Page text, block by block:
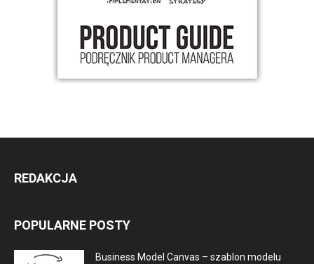
REDAKCJA
POPULARNE POSTY
Business Model Canvas – szablon modelu